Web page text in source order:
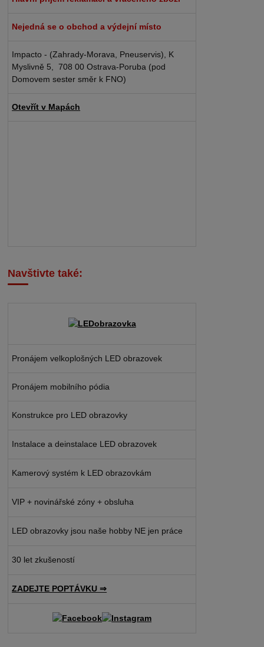
Nejedná se o obchod a výdejní místo
Impacto - (Zahrady-Morava, Pneuservis), K
Myslivně 5, 708 00 Ostrava-Poruba (pod
Domovem sester směr k FNO)
Otevřít v Mapách
Navštivte také:
Pronájem velkoplošných LED obrazovek
Pronájem mobilního pódia
Konstrukce pro LED obrazovky
Instalace a deinstalace LED obrazovek
Kamerový systém k LED obrazovkám
VIP + novinářské zóny + obsluha
LED obrazovky jsou naše hobby NE jen práce
30 let zkušeností
ZADEJTE POPTÁVKU ⇒